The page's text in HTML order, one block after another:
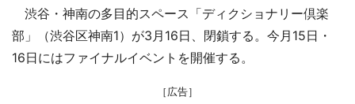
渋谷・神南の多目的スペース「ディクショナリー倶楽
部」（渋谷区神南1）が3月16日、閉鎖する。今月15日・
16日にはファイナルイベントを開催する。
［広告］